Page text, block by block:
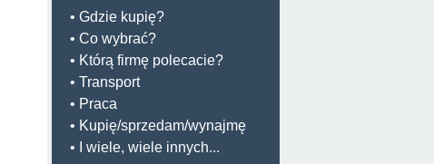
• Gdzie kupię?
• Co wybrać?
• Którą firmę polecacie?
• Transport
• Praca
• Kupię/sprzedam/wynajmę
• I wiele, wiele innych...